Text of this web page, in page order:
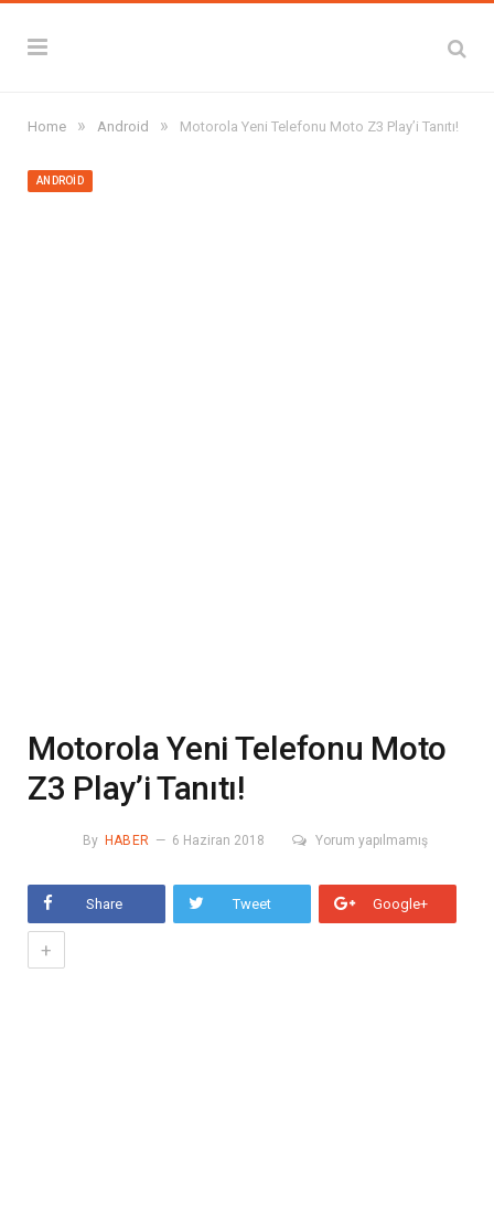
Home » Android » Motorola Yeni Telefonu Moto Z3 Play’i Tanıtı!
ANDROID
Motorola Yeni Telefonu Moto
Z3 Play’i Tanıtı!
By HABER 6 Haziran 2018 Yorum yapılmamış
Share Tweet Google+
+